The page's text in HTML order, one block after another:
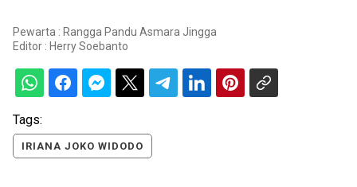
Pewarta : Rangga Pandu Asmara Jingga
Editor : Herry Soebanto
Tags:
IRIANA JOKO WIDODO